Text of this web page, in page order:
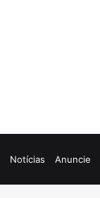
Notícias Anuncie